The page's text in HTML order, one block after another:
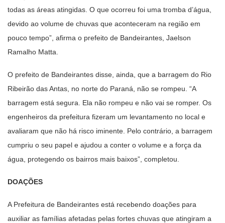
todas as áreas atingidas. O que ocorreu foi uma tromba d’água,
devido ao volume de chuvas que aconteceram na região em
pouco tempo”, afirma o prefeito de Bandeirantes, Jaelson
Ramalho Matta.
O prefeito de Bandeirantes disse, ainda, que a barragem do Rio
Ribeirão das Antas, no norte do Paraná, não se rompeu. “A
barragem está segura. Ela não rompeu e não vai se romper. Os
engenheiros da prefeitura fizeram um levantamento no local e
avaliaram que não há risco iminente. Pelo contrário, a barragem
cumpriu o seu papel e ajudou a conter o volume e a força da
água, protegendo os bairros mais baixos”, completou.
DOAÇÕES
A Prefeitura de Bandeirantes está recebendo doações para
auxiliar as famílias afetadas pelas fortes chuvas que atingiram a